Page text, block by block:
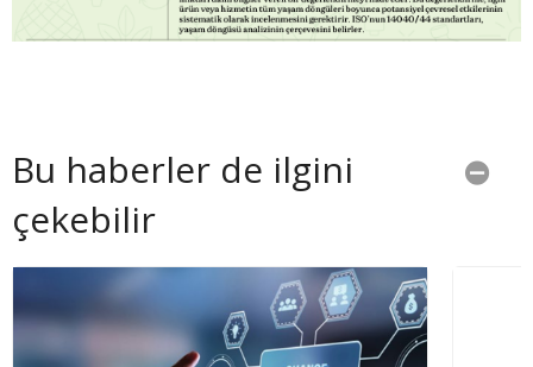
Bu haberler de ilgini
çekebilir